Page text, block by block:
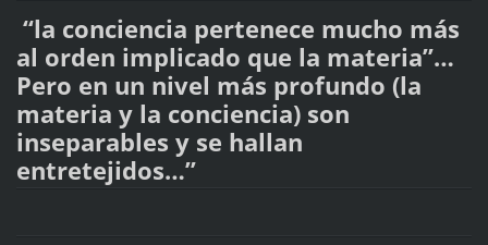
“la conciencia pertenece mucho más
al orden implicado que la materia”…
Pero en un nivel más profundo (la
materia y la conciencia) son
inseparables y se hallan
entretejidos…”